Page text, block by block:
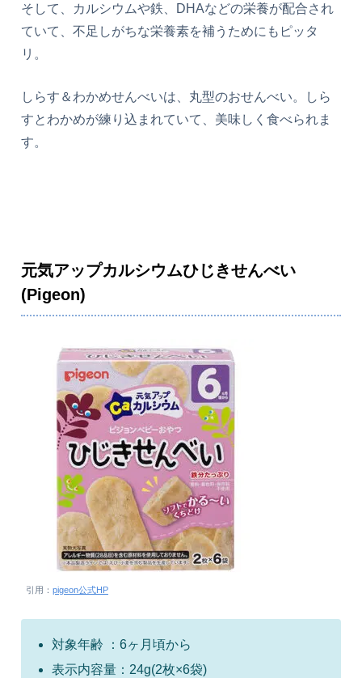
そして、カルシウムや鉄、DHAなどの栄養が配合され
ていて、不足しがちな栄養素を補うためにもピッタ
リ。
しらす＆わかめせんべいは、丸型のおせんべい。しら
すとわかめが練り込まれていて、美味しく食べられま
す。
元気アップカルシウムひじきせんべい
(Pigeon)
引用： pigeon公式HP
対象年齢 ：6ヶ月頃から
表示内容量：24g(2枚×6袋)